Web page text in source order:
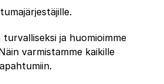
ja huomioimme
varmistamme kaikille